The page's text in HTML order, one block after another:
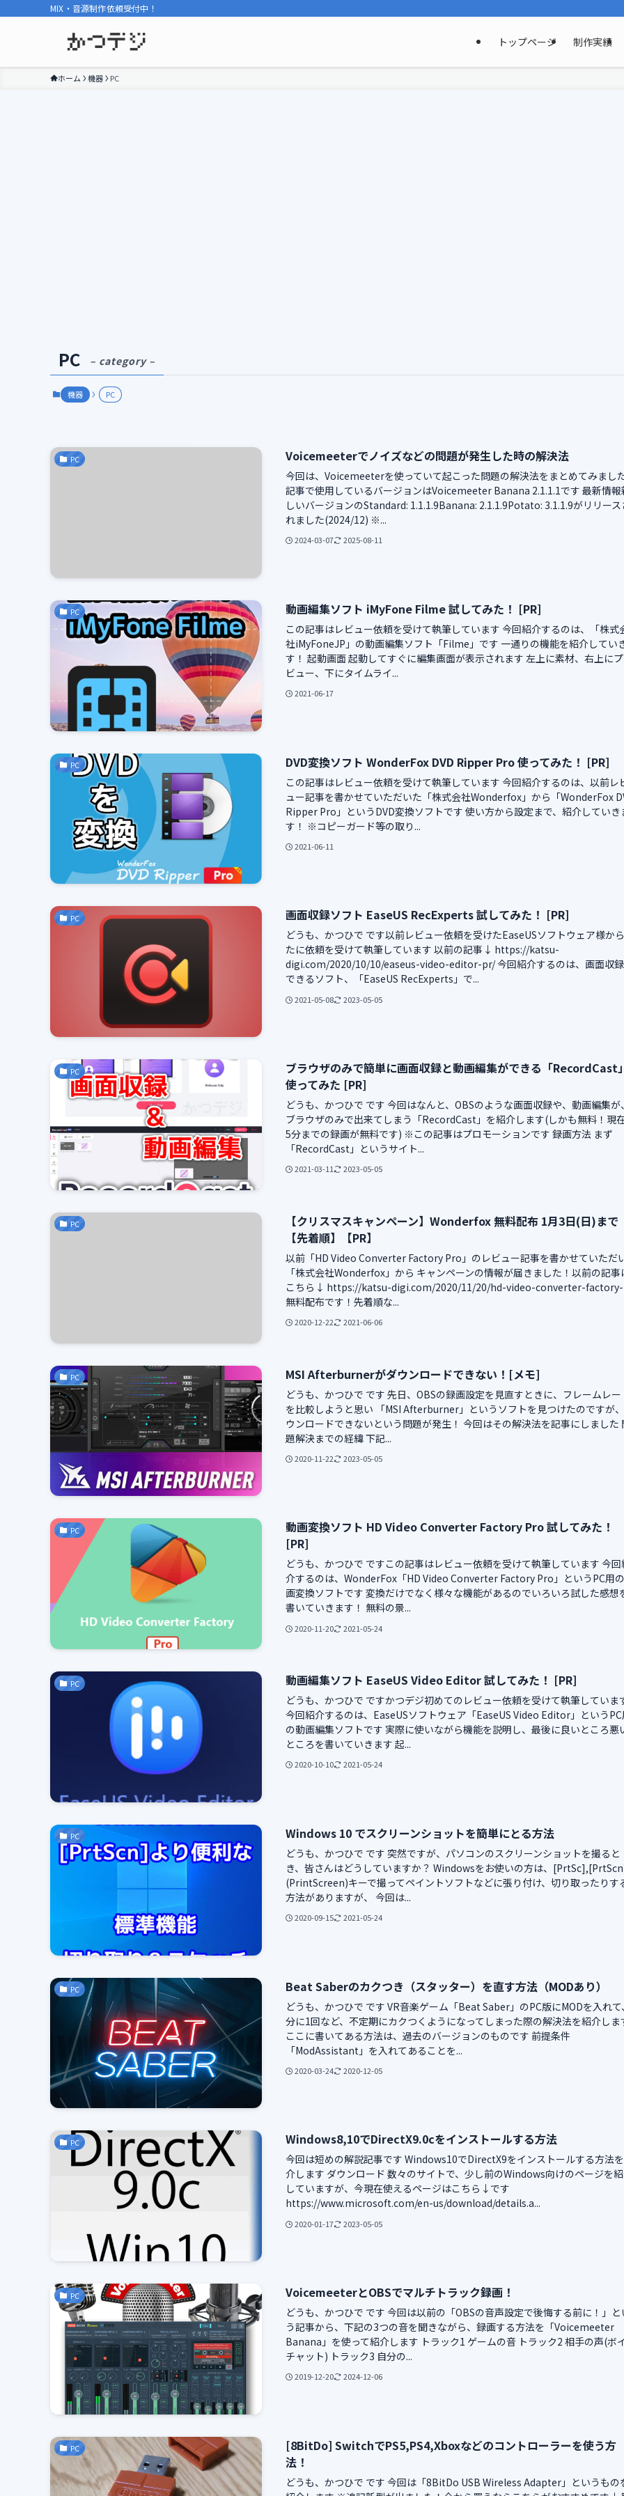
MIX・音源制作依頼受付中！
トップページ 制作実績
ホーム 機器 PC
PC – category –
機器 PC
PC Voicemeeterでノイズなどの問題が発生した時の解決法
今回は、Voicemeeterを使っていて起こった問題の解決法をまとめてみまし
記事で使用しているバージョンはVoicemeeter Banana 2.1.1.1です 最新情報
しいバージョンのStandard: 1.1.1.9Banana: 2.1.1.9Potato: 3.1.1.9がリリース
れました(2024/12) ※...
2024-03-07 2025-08-11
PC 動画編集ソフト iMyFone Filme 試してみた！ [PR]
この記事はレビュー依頼を受けて執筆しています 今回紹介するのは、「株式
社iMyFoneJP」の動画編集ソフト「Filme」です 一通りの機能を紹介してい
す！ 起動画面 起動してすぐに編集画面が表示されます 左上に素材、右上に
ビュー、下にタイムライ...
2021-06-17
PC DVD変換ソフト WonderFox DVD Ripper Pro 使ってみた！ [PR]
この記事はレビュー依頼を受けて執筆しています 今回紹介するのは、以前レ
ュー記事を書かせていただいた「株式会社Wonderfox」から「WonderFox
Ripper Pro」というDVD変換ソフトです 使い方から設定まで、紹介していき
す！ ※コピーガード等の取り...
2021-06-11
PC 画面収録ソフト EaseUS RecExperts 試してみた！ [PR]
どうも、かつひで です以前レビュー依頼を受けたEaseUSソフトウェア様か
たに依頼を受けて執筆しています 以前の記事↓ https://katsu-
digi.com/2020/10/10/easeus-video-editor-pr/ 今回紹介するのは、画面収
できるソフト、「EaseUS RecExperts」で...
2021-05-08 2023-05-05
PC
ブラウザのみで簡単に画面収録と動画編集ができる「RecordCast」
使ってみた [PR]
どうも、かつひで です 今回はなんと、OBSのような画面収録や、動画編集が、
ブラウザのみで出来てしまう「RecordCast」を紹介します(しかも無料！現
5分までの録画が無料です) ※この記事はプロモーションです 録画方法 まず
「RecordCast」というサイト...
2021-03-11 2023-05-05
PC
【クリスマスキャンペーン】Wonderfox 無料配布 1月3日(日)まで
【先着順】【PR】
以前「HD Video Converter Factory Pro」のレビュー記事を書かせていただ
「株式会社Wonderfox」から キャンペーンの情報が届きました！以前の記事
こちら↓ https://katsu-digi.com/2020/11/20/hd-video-converter-
無料配布です！先着順な...
2020-12-22 2021-06-06
PC MSI Afterburnerがダウンロードできない！[メモ]
どうも、かつひで です 先日、OBSの録画設定を見直すときに、フレームレー
を比較しようと思い 「MSI Afterburner」というソフトを見つけたのですが
ウンロードできないという問題が発生！ 今回はその解決法を記事にしました
題解決までの経緯 下記...
2020-11-22 2023-05-05
PC
動画変換ソフト HD Video Converter Factory Pro 試してみた！
[PR]
どうも、かつひで ですこの記事はレビュー依頼を受けて執筆しています 今回
介するのは、WonderFox「HD Video Converter Factory Pro」というPC用
画変換ソフトです 変換だけでなく様々な機能があるのでいろいろ試した感想
書いていきます！ 無料の景...
2020-11-20 2021-05-24
PC 動画編集ソフト EaseUS Video Editor 試してみた！ [PR]
どうも、かつひで ですかつデジ初めてのレビュー依頼を受けて執筆していま
今回紹介するのは、EaseUSソフトウェア「EaseUS Video Editor」というPC
の動画編集ソフトです 実際に使いながら機能を説明し、最後に良いところ悪
ところを書いていきます 起...
2020-10-10 2021-05-24
PC Windows 10 でスクリーンショットを簡単にとる方法
どうも、かつひで です 突然ですが、パソコンのスクリーンショットを撮ると
き、皆さんはどうしていますか？ Windowsをお使いの方は、
(PrintScreen)キーで撮ってペイントソフトなどに張り付け、切り取ったりす
方法がありますが、 今回は...
2020-09-15 2021-05-24
PC Beat Saberのカクつき（スタッター）を直す方法（MODあり）
どうも、かつひで です VR音楽ゲーム「Beat Saber」のPC版にMODを入れて
分に1回など、不定期にカクつくようになってしまった際の解決法を紹介しま
ここに書いてある方法は、過去のバージョンのものです 前提条件
「ModAssistant」を入れてあることを...
2020-03-24 2020-12-05
PC Windows8,10でDirectX9.0cをインストールする方法
今回は短めの解説記事です Windows10でDirectX9をインストールする方法
介します ダウンロード 数々のサイトで、少し前のWindows向けのページを
していますが、今現在使えるページはこちら↓です
https://www.microsoft.com/en-us/download/details.a...
2020-01-17 2023-05-05
PC VoicemeeterとOBSでマルチトラック録画！
どうも、かつひで です 今回は以前の「OBSの音声設定で後悔する前に！」と
う記事から、下記の3つの音を聞きながら、録画する方法を「Voicemeeter
Banana」を使って紹介します トラック1 ゲームの音 トラック2 相手の声(ボ
チャット) トラック3 自分の...
2019-12-20 2024-12-06
PC
[8BitDo] SwitchでPS5,PS4,Xboxなどのコントローラーを使う方
法！
どうも、かつひで です 今回は「8BitDo USB Wireless Adapter」というもの